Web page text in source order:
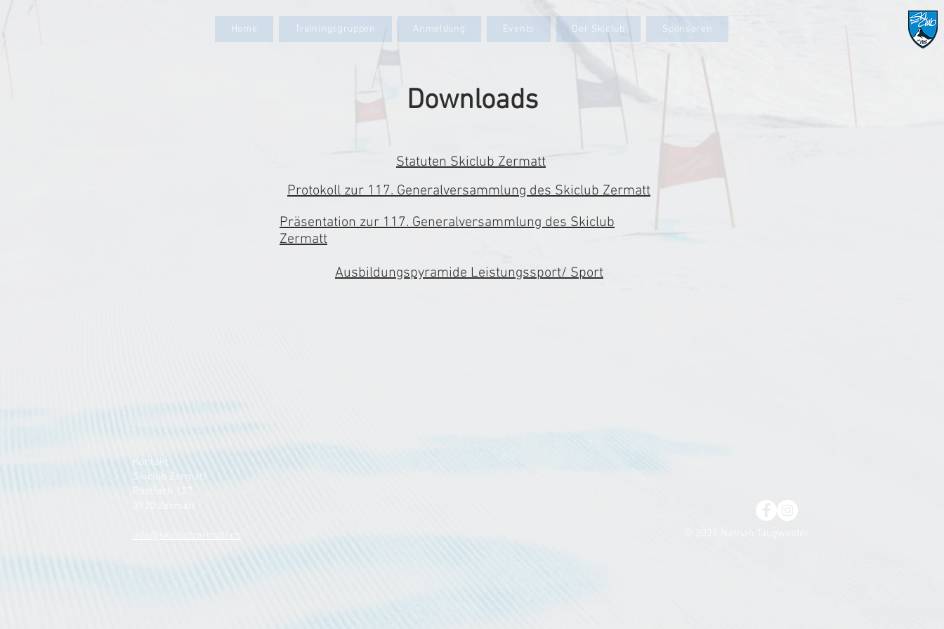
Home Trainingsgruppen Anmeldung Events Der Skiclub Sponsoren
Downloads
Statuten Skiclub Zermatt
Protokoll zur 117. Generalversammlung des Skiclub Zermatt
Präsentation zur 117. Generalversammlung des Skiclub
Zermatt
Ausbildungspyramide Leistungssport/ Sport
Kontakt:
Skiclub Zermatt